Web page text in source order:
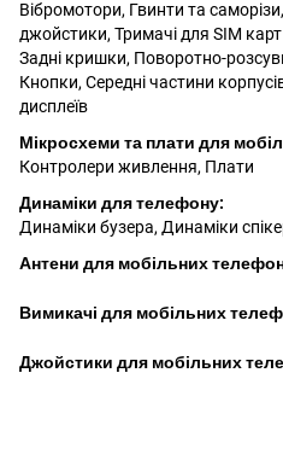
Вібромотори, Гвинти та саморізи,
джойстики,Тримачі для SIM карт
Задні кришки, Поворотно-
Кнопки,Середні частини
дисплеїв
Мікросхеми та плати для
Контролери живлення, Плати
Динаміки для телефону:
Динаміки бузера,Динаміки
Антени для мобільних
Вимикачі для мобільних
Джойстики для мобільних